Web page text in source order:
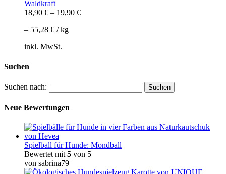
Waldkraft
18,90 € – 19,90 €
– 55,28 € /kg
inkl. MwSt.
Suchen
Suchen nach:
Neue Bewertungen
Spielball für Hunde: Mondball
Bewertet mit 5 von 5
von sabrina79